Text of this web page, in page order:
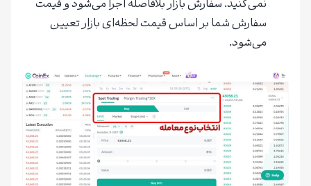
نمی‌کنید. سفارش بازار بلافاصله اجرا می‌شود و قیمت
سفارش شما بر اساس قیمت لحظه‌ای بازار تعیین
می‌شود.